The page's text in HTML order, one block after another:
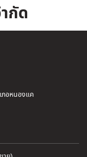
กัด
ภอหนองแค